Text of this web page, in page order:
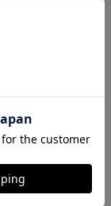
イディアボ